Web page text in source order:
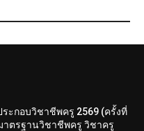
ะกอบวิชาชีพครู 2569 (ครั้งที่
าตรฐานวิชาชีพครู วิชาครู